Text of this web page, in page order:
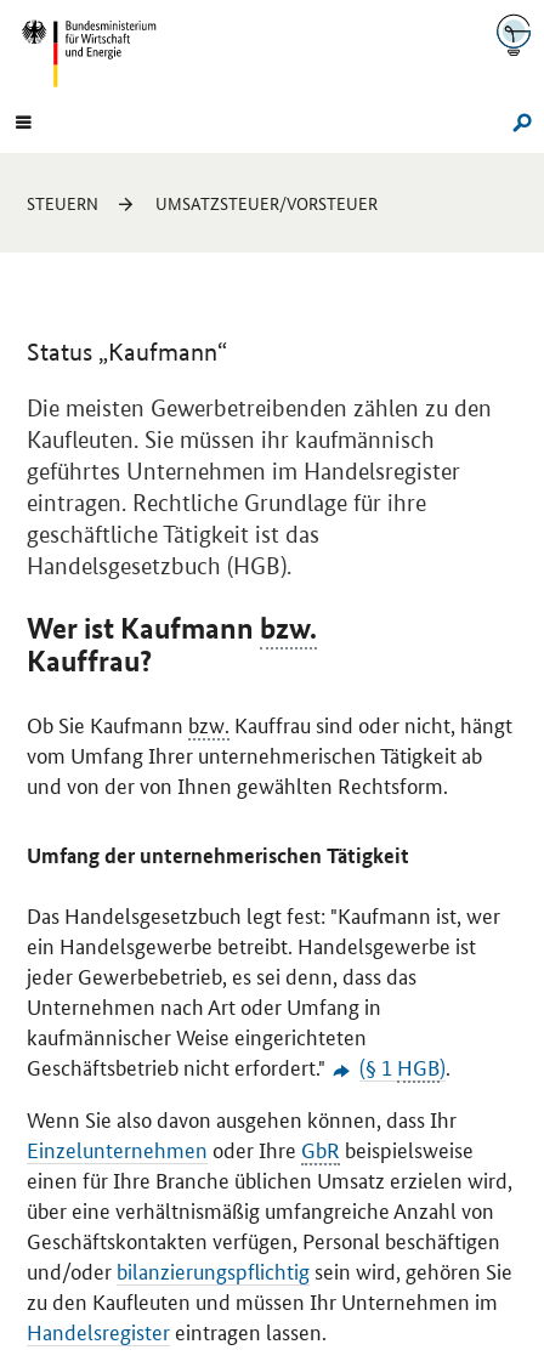
Navigation
Hauptmenü
Sie
STEUERN UMSATZSTEUER/VORSTEUER
Status „Kaufmann“
Die meisten Gewerbetreibenden zählen zu den
Kaufleuten. Sie müssen ihr kaufmännisch
geführtes Unternehmen im Handelsregister
eintragen. Rechtliche Grundlage für ihre
geschäftliche Tätigkeit ist das
Handelsgesetzbuch (HGB).
Wer ist Kaufmann bzw.
Kauffrau?
Ob Sie Kaufmann bzw. Kauffrau sind oder nicht, hängt
vom Umfang Ihrer unternehmerischen Tätigkeit ab
und von der von Ihnen gewählten Rechtsform.
Umfang der unternehmerischen Tätigkeit
Das Handelsgesetzbuch legt fest: "Kaufmann ist, wer
ein Handelsgewerbe betreibt. Handelsgewerbe ist
jeder Gewerbebetrieb, es sei denn, dass das
Unternehmen nach Art oder Umfang in
kaufmännischer Weise eingerichteten
Geschäftsbetrieb nicht erfordert."
(§ 1 HGB).
Wenn Sie also davon ausgehen können, dass Ihr
Einzelunternehmen oder Ihre GbR beispielsweise
einen für Ihre Branche üblichen Umsatz erzielen wird,
über eine verhältnismäßig umfangreiche Anzahl von
Geschäftskontakten verfügen, Personal beschäftigen
und/oder bilanzierungspflichtig sein wird, gehören Sie
zu den Kaufleuten und müssen Ihr Unternehmen im
Handelsregister eintragen lassen.